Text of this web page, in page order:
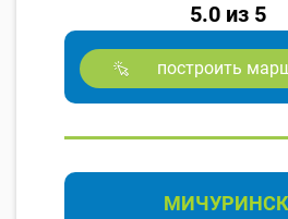
5.0 из 5
построить